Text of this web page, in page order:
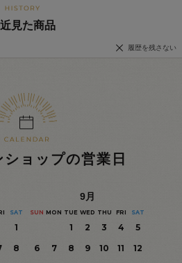
見た商品
履歴を残さない
ョップの営業日
SAT
1
8
9月
SUN MON TUE WED THU FRI SAT
1 2 3 4
5
6
7 8 9 10 11
12